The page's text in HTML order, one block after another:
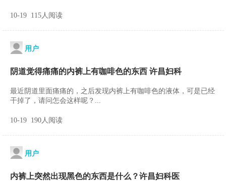
10-19 115人阅读
用户
阴道觉得痛痛的内裤上有咖啡色的东西 许昌妇科
最近阴道里面痛痛的，之后发现内裤上有咖啡色的液体，可是已经
干掉了，请问怎会这样呢？...
10-19 190人阅读
用户
内裤上突然出现黑色的东西是什么？许昌妇科医